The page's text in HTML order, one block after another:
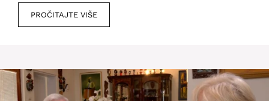
PROČITAJTE VIŠE